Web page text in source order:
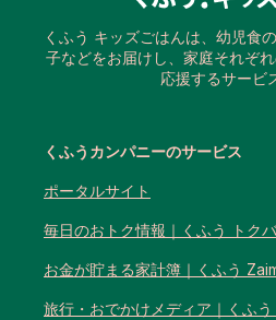
くふう キッズごはんは、幼児食
子などをお届けし、家庭それぞ
応援するサービ
くふうカンパニーのサービス
ポータルサイト
毎日のおトク情報｜くふう トク
お金が貯まる家計簿｜くふう
旅行・おでかけメディア｜くふ